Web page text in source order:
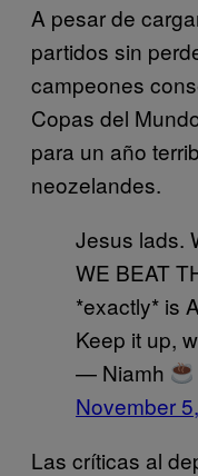
A pesar de
partidos sin
campeones
Copas del
para un año
neozelandes.
Jesus lads.
WE BEAT
*exactly* is
Keep it up,
— Niamh
November
Las críticas al